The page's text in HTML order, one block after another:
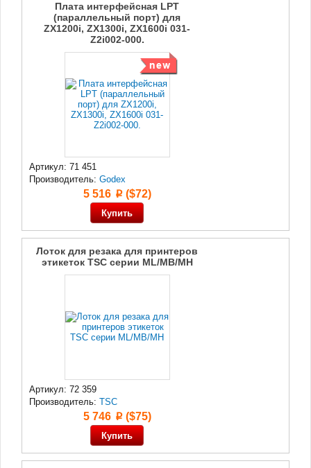
Плата интерфейсная LPT
(параллельный порт) для
ZX1200i, ZX1300i, ZX1600i 031-
Z2i002-000.
Артикул: 71 451
Производитель: Godex
5 516 p($72)
Лоток для резака для принтеров
этикеток TSC серии ML/MB/MH
Артикул: 72 359
Производитель: TSC
5 746 p($75)